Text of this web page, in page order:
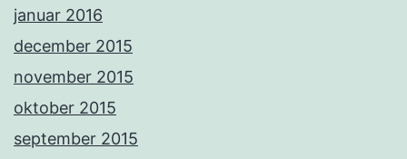
januar 2016
december 2015
november 2015
oktober 2015
september 2015